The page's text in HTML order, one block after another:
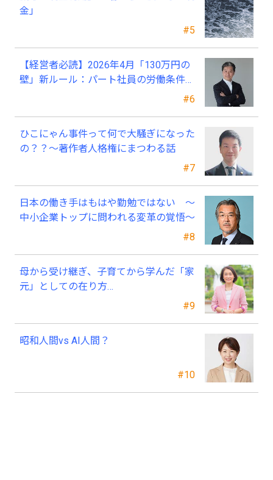
#5
金」
#6
【経営者必読】2026年4月「130万円の
壁」新ルール：パート社員の労働条件通
#7
ひこにゃん事件って何で大騒ぎになった
の？？～著作者人格権にまつわる話
#8
日本の働き手はもはや勤勉ではない ～
中小企業トップに問われる変革の覚悟～
#9
母から受け継ぎ、子育てから学んだ「家
元」としての在り方…
#10
昭和人間vs AI人間？